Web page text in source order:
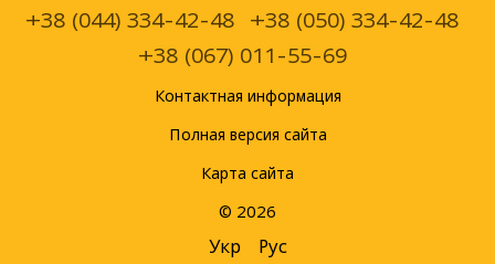
+38 (044) 334-42-48
+38 (050) 334-42-48
+38 (067) 011-55-69
Контактная информация
Полная версия сайта
Карта сайта
© 2026
Укр Рус